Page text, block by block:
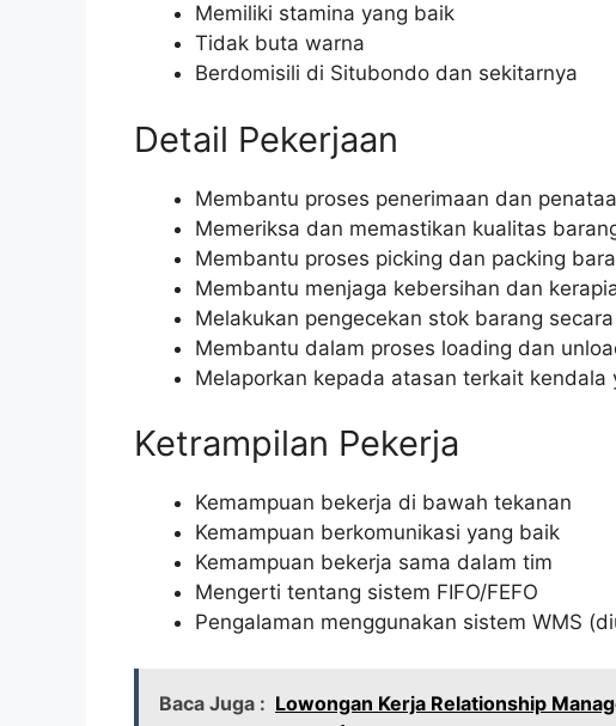
Memiliki stamina yang baik
Tidak buta warna
Berdomisili di Situbondo dan sekitarnya
Detail Pekerjaan
Membantu proses penerimaan dan
Memeriksa dan memastikan kualitas
Membantu proses picking dan packing
Membantu menjaga kebersihan dan
Melakukan pengecekan stok barang
Membantu dalam proses loading dan
Melaporkan kepada atasan terkait kendala
Ketrampilan Pekerja
Kemampuan bekerja di bawah tekanan
Kemampuan berkomunikasi yang baik
Kemampuan bekerja sama dalam tim
Mengerti tentang sistem FIFO/FEFO
Pengalaman menggunakan sistem WMS
Baca Juga : Lowongan Kerja Relationship